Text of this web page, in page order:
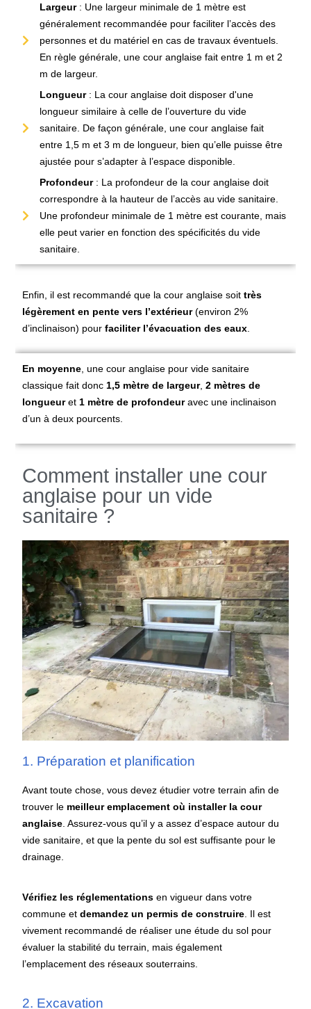
Largeur: Une largeur minimale de 1 mètre est
généralement recommandée pour faciliter l’accès des
personnes et du matériel en cas de travaux éventuels.
En règle générale, une cour anglaise fait entre 1 m et 2
m de largeur.
Longueur: La cour anglaise doit disposer d'une
longueur similaire à celle de l’ouverture du vide
sanitaire. De façon générale, une cour anglaise fait
entre 1,5 m et 3 m de longueur, bien qu’elle puisse être
ajustée pour s’adapter à l’espace disponible.
Profondeur: La profondeur de la cour anglaise doit
correspondre à la hauteur de l’accès au vide sanitaire.
Une profondeur minimale de 1 mètre est courante, mais
elle peut varier en fonction des spécificités du vide
sanitaire.
Enfin, il est recommandé que la cour anglaise soittrès
légèrement en pente vers l’extérieur(environ 2%
d’inclinaison) pourfaciliter l’évacuation des eaux
En moyenne , une cour anglaise pour vide sanitaire
classique fait donc 1,5 mètre de largeur,2 mètres de
longueuret 1 mètre de profondeuravec une inclinaison
d’un à deux pourcents.
Comment installer une cour
anglaise pour un vide
sanitaire ?
1. Préparation et planification
Avant toute chose, vous devez étudier votre terrain afin de
trouver le meilleur emplacement où installer la cour
anglaise . Assurez-vous qu’il y a assez d’espace autour du
vide sanitaire, et que la pente du sol est suffisante pour le
drainage.
Vérifiez les réglementations en vigueur dans votre
commune etdemandez un permis de construire . Il est
vivement recommandé de réaliser une étude du sol pour
évaluer la stabilité du terrain, mais également
l’emplacement des réseaux souterrains.
2. Excavation